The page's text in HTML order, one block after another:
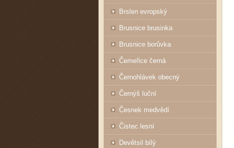
Brslen evropský
Brusnice brusinka
Brusnice borůvka
Čemeřice černá
Černohlávek obecný
Černýš luční
Česnek medvědí
Čistec lesní
Devětsil bílý